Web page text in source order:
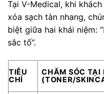
Tại V-Medical, khi
xóa sạch tàn nhang,
biệt giữa hai khái niệm:
sắc tố”.
TIÊU
CHÍ
CHĂM SÓC TẠI
(TONER/